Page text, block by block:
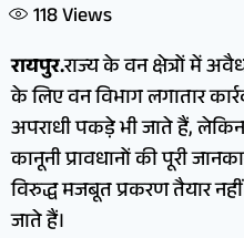
118Views
रायपुर.राज्य के वन क्षेत्रों में
के लिए वन विभाग लगातार
अपराधी पकड़े भी जाते हैं,
कानूनी प्रावधानों की पूरी
विरुद्ध मजबूत प्रकरण तैयार
जाते हैं।